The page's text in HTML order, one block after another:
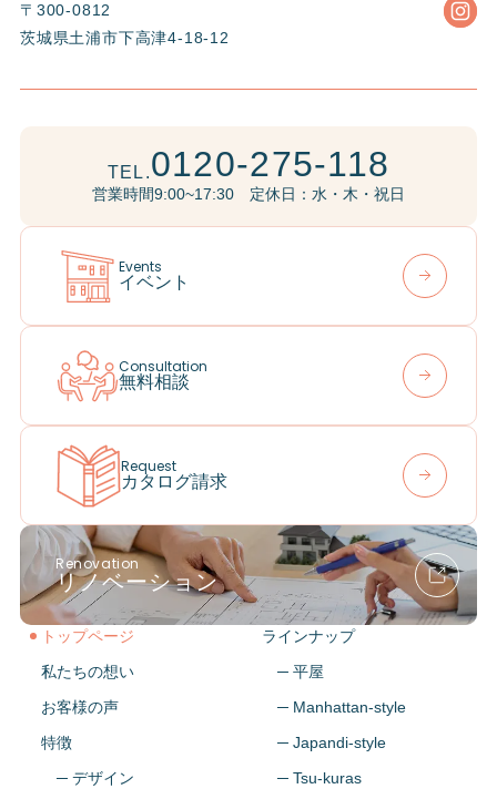
〒300-0812
茨城県土浦市下高津4-18-12
トップページ
私たちの想い
お客様の声
特徴
─ デザイン
ラインナップ
─ 平屋
─ Manhattan-style
─ Japandi-style
─ Tsu-kuras
TEL.0120-275-118
営業時間9:00~17:30 定休日：水・木・祝日
Events
イベント
Consultation
無料相談
Request
カタログ請求
Renovation
リノベーション